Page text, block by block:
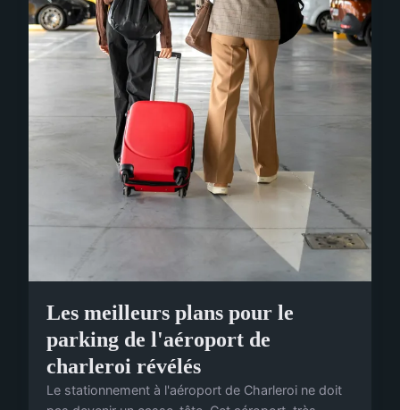
Les meilleurs plans pour le
parking de l'aéroport de
charleroi révélés
Le stationnement à l'aéroport de Charleroi ne doit